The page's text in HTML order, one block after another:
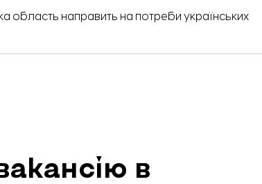
область направить на потреби українських
в